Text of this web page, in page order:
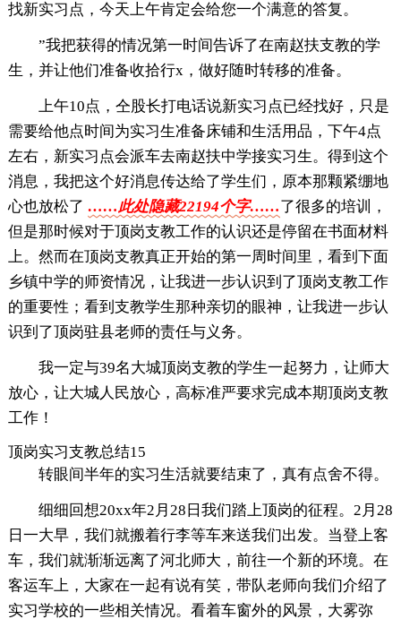
找新实习点，今天上午肯定会给您一个满意的答复。
”我把获得的情况第一时间告诉了在南赵扶支教的学
生，并让他们准备收拾行x，做好随时转移的准备。
上午10点，仝股长打电话说新实习点已经找好，只是
需要给他点时间为实习生准备床铺和生活用品，下午4点
左右，新实习点会派车去南赵扶中学接实习生。得到这个
消息，我把这个好消息传达给了学生们，原本那颗紧绷地
心也放松了 ……此处隐藏22194个字……了很多的培训，
但是那时候对于顶岗支教工作的认识还是停留在书面材料
上。然而在顶岗支教真正开始的第一周时间里，看到下面
乡镇中学的师资情况，让我进一步认识到了顶岗支教工作
的重要性；看到支教学生那种亲切的眼神，让我进一步认
识到了顶岗驻县老师的责任与义务。
我一定与39名大城顶岗支教的学生一起努力，让师大
放心，让大城人民放心，高标准严要求完成本期顶岗支教
工作！
顶岗实习支教总结15
转眼间半年的实习生活就要结束了，真有点舍不得。
细细回想20xx年2月28日我们踏上顶岗的征程。2月28
日一大早，我们就搬着行李等车来送我们出发。当登上客
车，我们就渐渐远离了河北师大，前往一个新的环境。在
客运车上，大家在一起有说有笑，带队老师向我们介绍了
实习学校的一些相关情况。看着车窗外的风景，大雾弥